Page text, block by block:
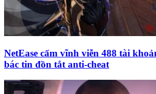
NetEase cấm vĩnh viễn 488 tài
bác tin đồn tắt anti-cheat